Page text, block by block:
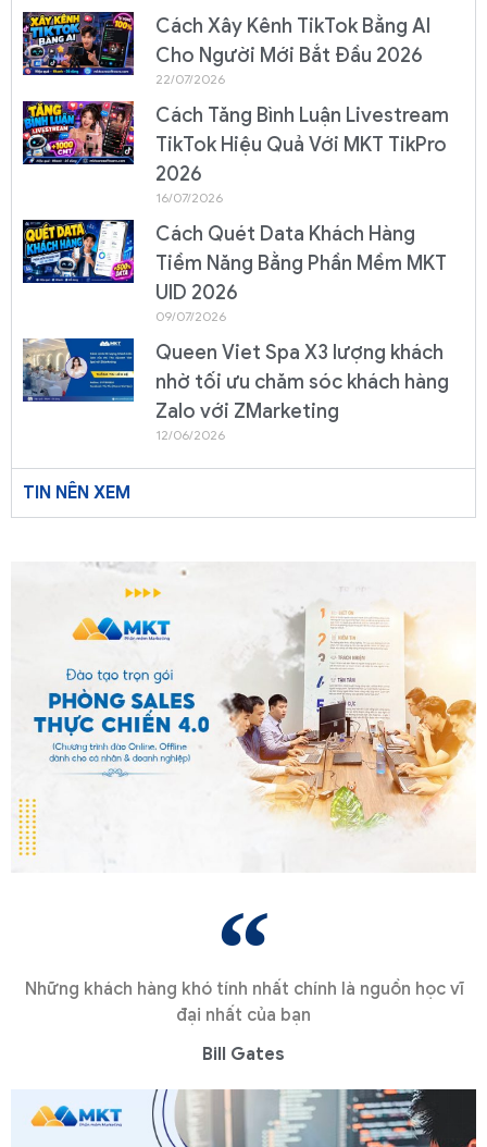
Cách Xây Kênh TikTok Bằng AI
Cho Người Mới Bắt Đầu 2026
22/07/2026
Cách Tăng Bình Luận Livestream
TikTok Hiệu Quả Với MKT TikPro
2026
16/07/2026
Cách Quét Data Khách Hàng
Tiềm Năng Bằng Phần Mềm MKT
UID 2026
09/07/2026
Queen Viet Spa X3 lượng khách
nhờ tối ưu chăm sóc khách hàng
Zalo với ZMarketing
12/06/2026
TIN NÊN XEM
Những khách hàng khó tính nhất chính là nguồn học vĩ
đại nhất của bạn
Bill Gates